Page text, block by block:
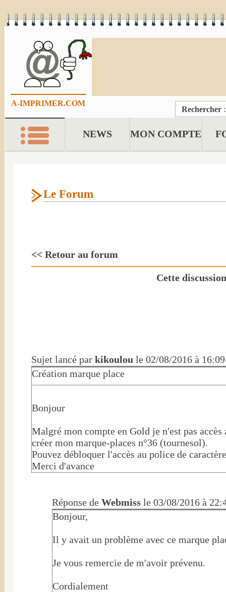
A-IMPRIMER.COM
Rechercher
NEWS MON COMPTE
Le Forum
<< Retour au forum
Cette
Sujet lancé parkikoulou le 02/08/2016 à 16:09
Création marque place
Bonjour
Malgré mon compte en Gold je n'est pas
créer mon marque-places n°36 (tournesol).
Pouvez débloquer l'accès au police de
Merci d'avance
Réponse deWebmiss le 03/08/2016 à
Bonjour,
Il y avait un problème avec ce marque
Je vous remercie de m'avoir prévenu.
Cordialement